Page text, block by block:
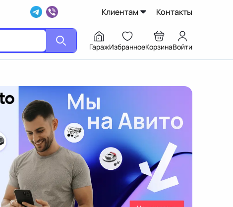
Клиентам Контакты
ГаражИзбранноеКорзинаВойти